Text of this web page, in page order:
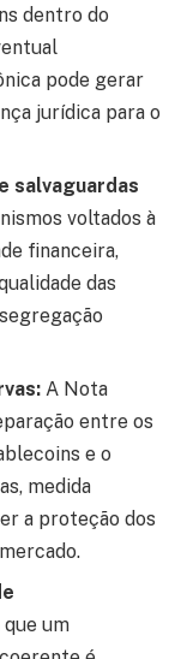
dentro do
pode gerar
jurídica para o
salvaguardas
voltados à
financeira,
das
A Nota
entre os
e o
medida
a proteção dos
um